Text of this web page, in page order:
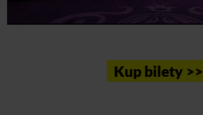
Kup bilety >>